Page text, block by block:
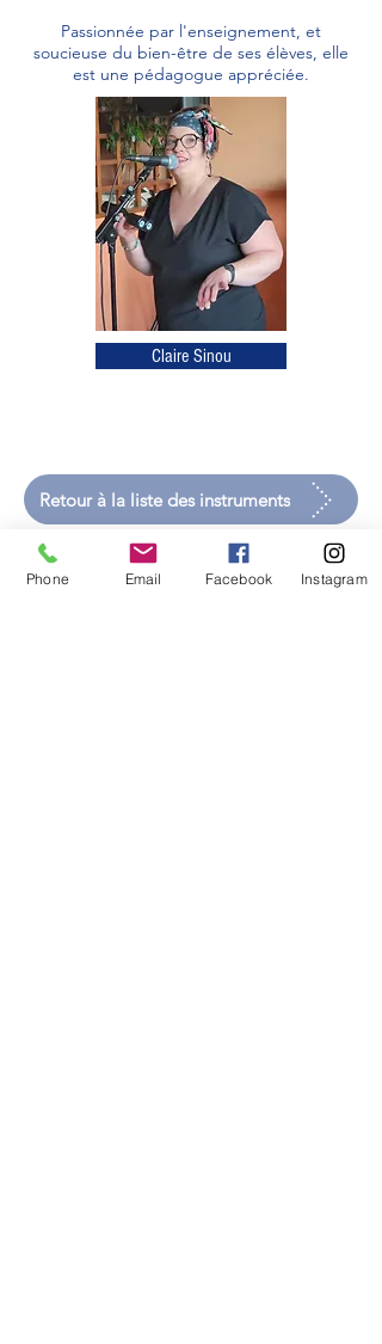
Passionnée par l'enseignement, et
soucieuse du bien-être de ses élèves, elle
est une pédagogue appréciée.
Claire Sinou
Retour à la liste des instruments
Retour à la liste des professeurs
Phone Email Facebook Instagram